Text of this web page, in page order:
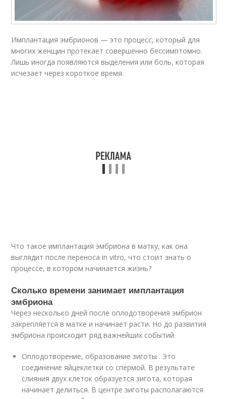
Имплантация эмбрионов — это процесс, который для
многих женщин протекает совершенно бессимптомно.
Лишь иногда появляются выделения или боль, которая
исчезает через короткое время.
Что такое имплантация эмбриона в матку, как она
выглядит после переноса in vitro, что стоит знать о
процессе, в котором начинается жизнь?
Сколько времени занимает имплантация
эмбриона
Через несколько дней после оплодотворения эмбрион
закрепляется в матке и начинает расти. Но до развития
эмбриона происходит ряд важнейших событий.
Оплодотворение, образование зиготы . Это
соединение яйцеклетки со спермой. В результате
слияния двух клеток образуется зигота, которая
начинает делиться. В центре зиготы располагаются